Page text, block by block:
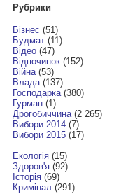
Рубрики
Бізнес (51)
Будмат(11)
Відео(47)
Відпочинок(152)
Війна(53)
Влада(137)
Господарка(380)
Гурман(1)
Дрогобиччина(2 265)
Вибори 2014(7)
Вибори 2015(17)
Екологія(15)
Здоров'я(92)
Історія(69)
Кримінал (291)